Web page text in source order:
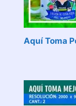
Aquí Toma